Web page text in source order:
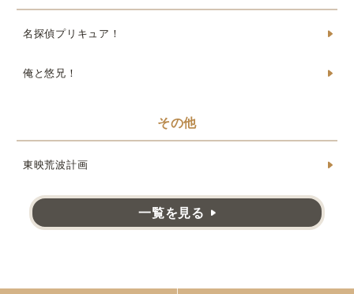
名探偵プリキュア！
俺と悠兄！
その他
東映荒波計画
一覧を見る